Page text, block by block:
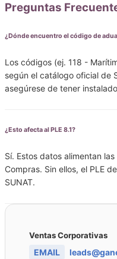
Preguntas
¿Dónde encuentro el código de
Los códigos (ej. 118 -
según el catálogo oficial de
asegúrese de tener instalado
¿Esto afecta al PLE 8.1?
Sí. Estos datos alimentan
Compras. Sin ellos, el PLE
SUNAT.
Ventas Corporativas
EMAIL